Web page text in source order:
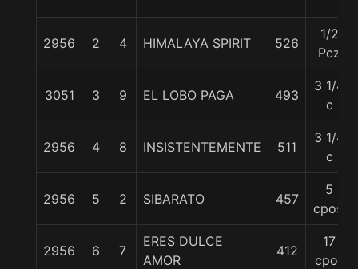
2956 2 4 HIMALAYA SPIRIT 526
1/2
Pcz
3051 3 9 EL LOBO PAGA 493
3 1/4
c
2956 4 8 INSISTENTEMENTE 511
3 1/4
c
2956 5 2 SIBARATO 457
5
cpos.
2956 6 7
ERES DULCE
AMOR
412
17
cpos